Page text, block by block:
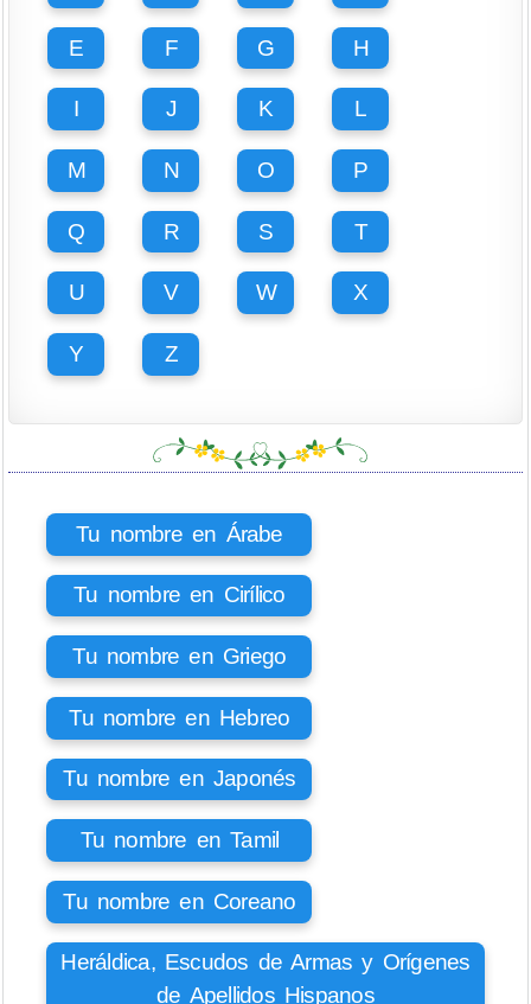
E F G H
I J K L
M N O P
Q R S T
U V W X
Y Z
Tu nombre en Árabe
Tu nombre en Cirílico
Tu nombre en Griego
Tu nombre en Hebreo
Tu nombre en Japonés
Tu nombre en Tamil
Tu nombre en Coreano
Heráldica, Escudos de Armas y Orígenes
de Apellidos Hispanos